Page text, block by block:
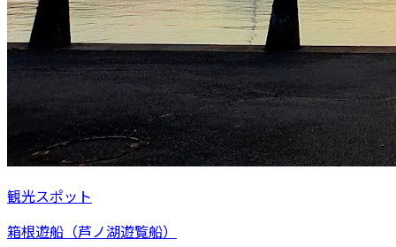
観光スポット
箱根遊船（芦ノ湖遊覧船）